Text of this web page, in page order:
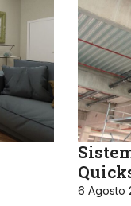
6 Agosto